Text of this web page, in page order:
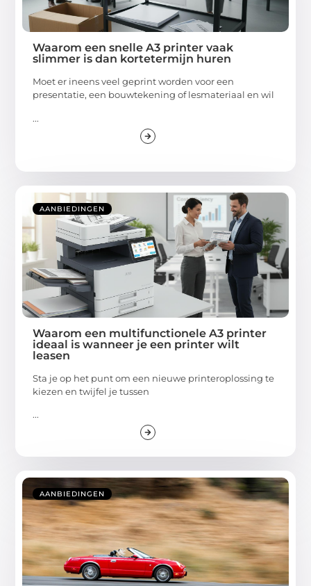
Waarom een snelle A3 printer vaak
slimmer is dan kortetermijn huren
Moet er ineens veel geprint worden voor een
presentatie, een bouwtekening of lesmateriaal en wil
...
AANBIEDINGEN
Waarom een multifunctionele A3 printer
ideaal is wanneer je een printer wilt
leasen
Sta je op het punt om een nieuwe printeroplossing te
kiezen en twijfel je tussen
...
AANBIEDINGEN